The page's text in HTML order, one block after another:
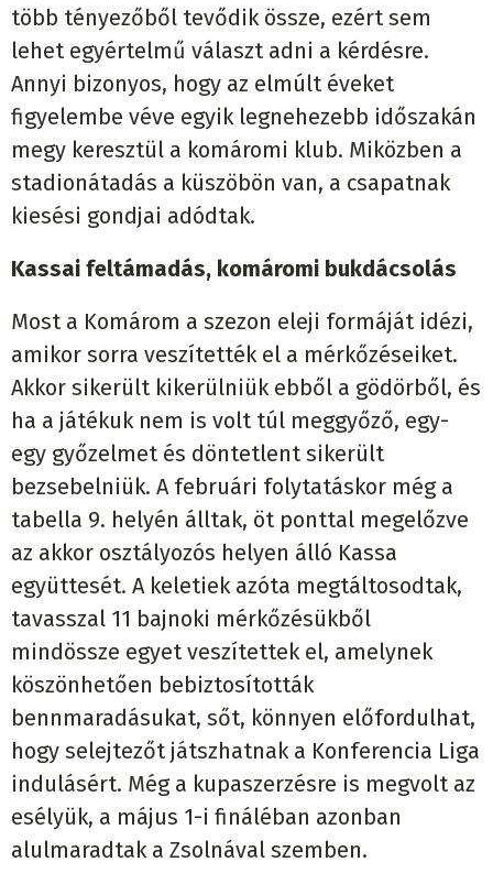
több tényezőből tevődik össze, ezért sem
lehet egyértelmű választ adni a kérdésre.
Annyi bizonyos, hogy az elmúlt éveket
figyelembe véve egyik legnehezebb időszakán
megy keresztül a komáromi klub. Miközben a
stadionátadás a küszöbön van, a csapatnak
kiesési gondjai adódtak.
Kassai feltámadás, komáromi bukdácsolás
Most a Komárom a szezon eleji formáját idézi,
amikor sorra veszítették el a mérkőzéseiket.
Akkor sikerült kikerülniük ebből a gödörből, és
ha a játékuk nem is volt túl meggyőző, egy-
egy győzelmet és döntetlent sikerült
bezsebelniük. A februári folytatáskor még a
tabella 9. helyén álltak, öt ponttal megelőzve
az akkor osztályozós helyen álló Kassa
együttesét. A keletiek azóta megtáltosodtak,
tavasszal 11 bajnoki mérkőzésükből
mindössze egyet veszítettek el, amelynek
köszönhetően bebiztosították
bennmaradásukat, sőt, könnyen előfordulhat,
hogy selejtezőt játszhatnak a Konferencia Liga
indulásért. Még a kupaszerzésre is megvolt az
esélyük, a május 1-i fináléban azonban
alulmaradtak a Zsolnával szemben.